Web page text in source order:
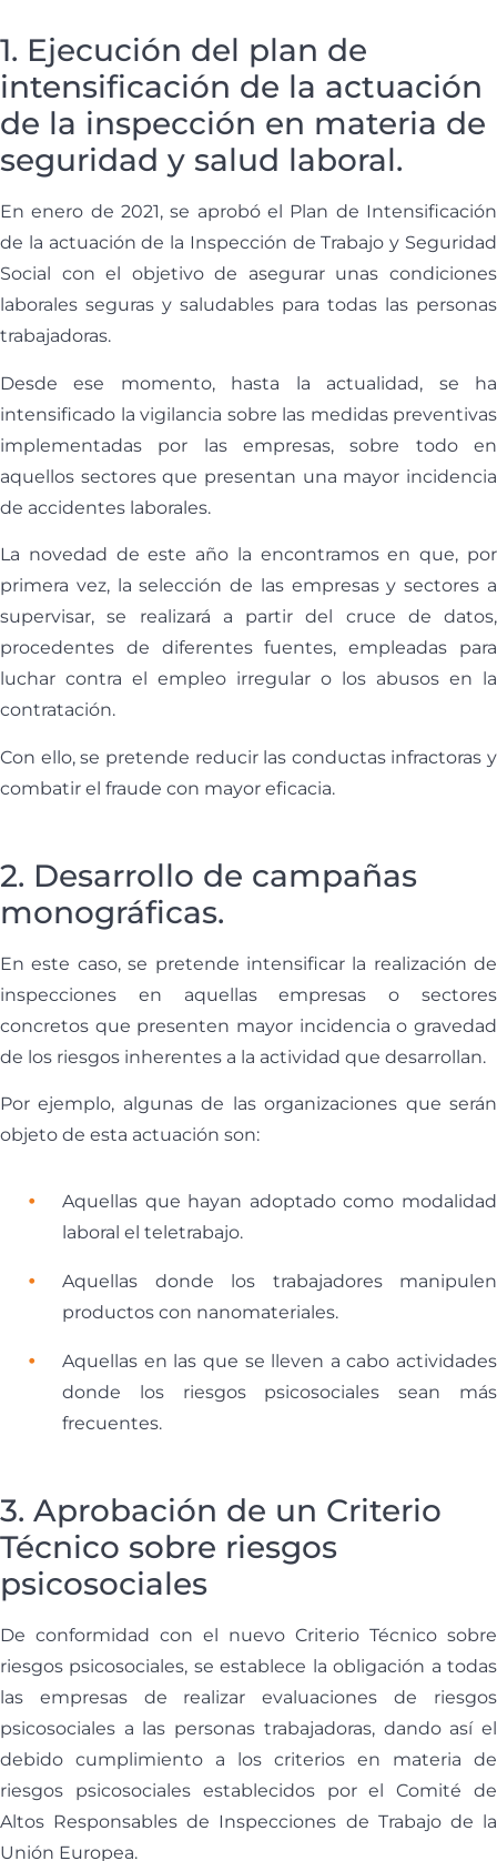
1. Ejecución del plan de
intensificación de la actuación
de la inspección en materia de
seguridad y salud laboral.
En enero de 2021, se aprobó el Plan de Intensificación
de la actuación de la Inspección de Trabajo y Seguridad
Social con el objetivo de asegurar unas condiciones
laborales seguras y saludables para todas las personas
trabajadoras.
Desde ese momento, hasta la actualidad, se ha
intensificado la vigilancia sobre las medidas preventivas
implementadas por las empresas, sobre todo en
aquellos sectores que presentan una mayor incidencia
de accidentes laborales.
La novedad de este año la encontramos en que, por
primera vez, la selección de las empresas y sectores a
supervisar, se realizará a partir del cruce de datos,
procedentes de diferentes fuentes, empleadas para
luchar contra el empleo irregular o los abusos en la
contratación.
Con ello, se pretende reducir las conductas infractoras y
combatir el fraude con mayor eficacia.
2. Desarrollo de campañas
monográficas.
En este caso, se pretende intensificar la realización de
inspecciones en aquellas empresas o sectores
concretos que presenten mayor incidencia o gravedad
de los riesgos inherentes a la actividad que desarrollan.
Por ejemplo, algunas de las organizaciones que serán
objeto de esta actuación son:
Aquellas que hayan adoptado como modalidad
laboral el teletrabajo.
Aquellas donde los trabajadores manipulen
productos con nanomateriales.
Aquellas en las que se lleven a cabo actividades
donde los riesgos psicosociales sean más
frecuentes.
3. Aprobación de un Criterio
Técnico sobre riesgos
psicosociales
De conformidad con el nuevo Criterio Técnico sobre
riesgos psicosociales, se establece la obligación a todas
las empresas de realizar evaluaciones de riesgos
psicosociales a las personas trabajadoras, dando así el
debido cumplimiento a los criterios en materia de
riesgos psicosociales establecidos por el Comité de
Altos Responsables de Inspecciones de Trabajo de la
Unión Europea.